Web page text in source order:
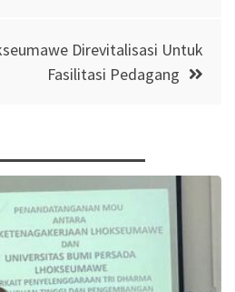
Direvitalisasi Untuk
Fasilitasi Pedagang